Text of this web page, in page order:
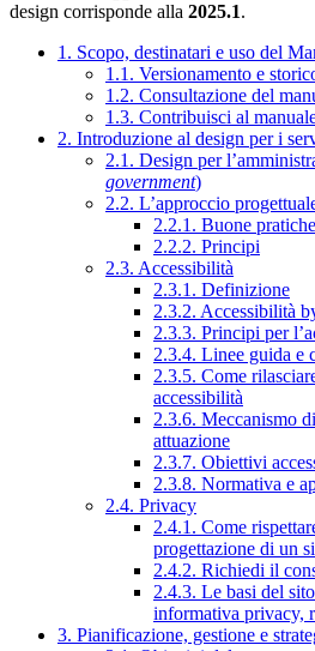
design corrisponde alla 2025.1.
1. Scopo, destinatari e uso del
1.1. Versionamento e
1.2. Consultazione del
1.3. Contribuisci al
2. Introduzione al design per i
2.1. Design per
government)
2.2. L’approccio
2.2.1. Buone pratiche
2.2.2. Principi
2.3. Accessibilità
2.3.1. Definizione
2.3.2. Accessibilità
2.3.3. Principi per
2.3.4. Linee guida e
2.3.5. Come
accessibilità
2.3.6. Meccanismo
attuazione
2.3.7. Obiettivi
2.3.8. Normativa e
2.4. Privacy
2.4.1. Come
progettazione di un
2.4.2. Richiedi il
2.4.3. Le basi del
informativa privacy,
3. Pianificazione, gestione e